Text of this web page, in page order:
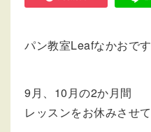
パン教室Leafなかおです
9月、10月の2か月間
レッスンをお休みさせ